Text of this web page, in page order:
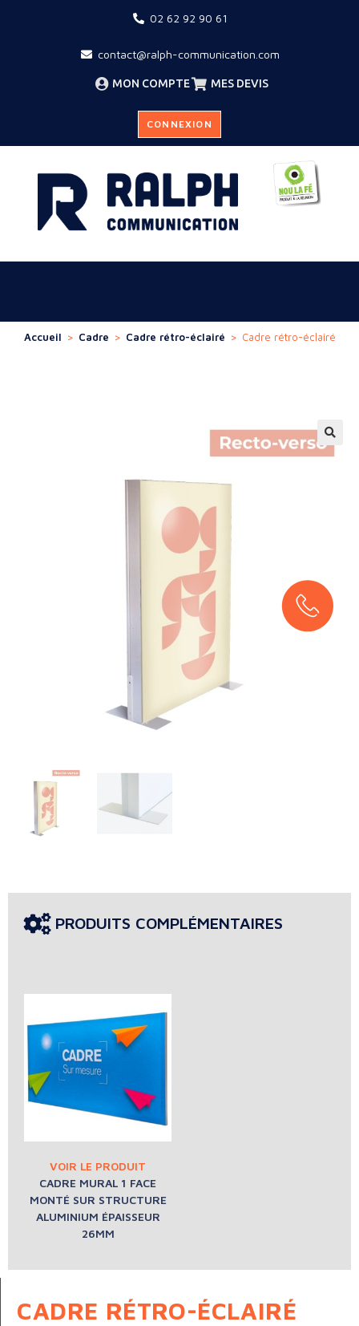
02 62 92 90 61
contact@ralph-communication.com
MON COMPTE MES DEVIS
CONNEXION
Accueil > Cadre > Cadre rétro-éclairé > Cadre rétro-éclairé
PRODUITS COMPLÉMENTAIRES
CADRE MURAL 1 FACE
MONTÉ SUR STRUCTURE
ALUMINIUM ÉPAISSEUR
26MM
CADRE RÉTRO-ÉCLAIRÉ